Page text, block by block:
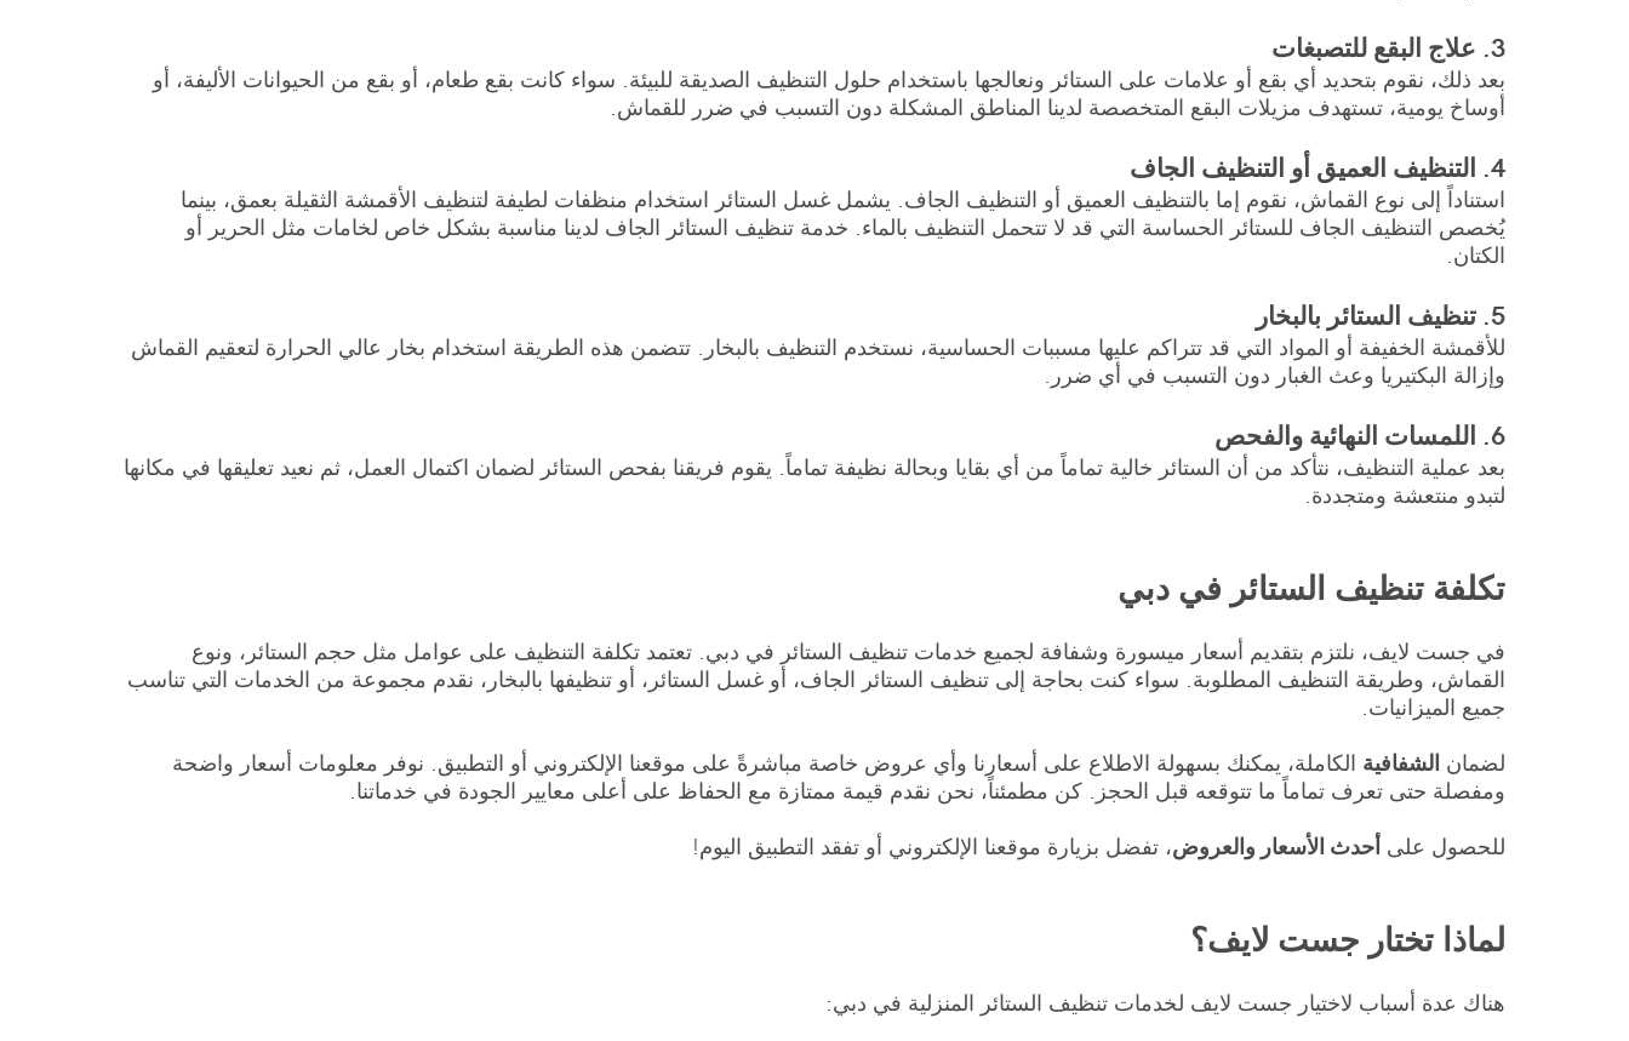
3. علاج البقع للتصبغات
بعد ذلك، نقوم بتحديد أي بقع أو علامات على الستائر ونعالجها باستخدام حلول التنظيف الصديقة للبيئة. سواء كانت بقع طعام، أو بقع من الحيوانات الأليفة، أو
أوساخ يومية، تستهدف مزيلات البقع المتخصصة لدينا المناطق المشكلة دون التسبب في ضرر للقماش.
4. التنظيف العميق أو التنظيف الجاف
استناداً إلى نوع القماش، نقوم إما بالتنظيف العميق أو التنظيف الجاف. يشمل غسل الستائر استخدام منظفات لطيفة لتنظيف الأقمشة الثقيلة بعمق، بينما
يُخصص التنظيف الجاف للستائر الحساسة التي قد لا تتحمل التنظيف بالماء. خدمة تنظيف الستائر الجاف لدينا مناسبة بشكل خاص لخامات مثل الحرير أو
الكتان.
5. تنظيف الستائر بالبخار
للأقمشة الخفيفة أو المواد التي قد تتراكم عليها مسببات الحساسية، نستخدم التنظيف بالبخار. تتضمن هذه الطريقة استخدام بخار عالي الحرارة لتعقيم القماش
وإزالة البكتيريا وعث الغبار دون التسبب في أي ضرر.
6. اللمسات النهائية والفحص
بعد عملية التنظيف، نتأكد من أن الستائر خالية تماماً من أي بقايا وبحالة نظيفة تماماً. يقوم فريقنا بفحص الستائر لضمان اكتمال العمل، ثم نعيد تعليقها في مكانها
لتبدو منتعشة ومتجددة.
تكلفة تنظيف الستائر في دبي
في جست لايف، نلتزم بتقديم أسعار ميسورة وشفافة لجميع خدمات تنظيف الستائر في دبي. تعتمد تكلفة التنظيف على عوامل مثل حجم الستائر، ونوع
القماش، وطريقة التنظيف المطلوبة. سواء كنت بحاجة إلى تنظيف الستائر الجاف، أو غسل الستائر، أو تنظيفها بالبخار، نقدم مجموعة من الخدمات التي تناسب
جميع الميزانيات.
لضمان الشفافية الكاملة، يمكنك بسهولة الاطلاع على أسعارنا وأي عروض خاصة مباشرةً على موقعنا الإلكتروني أو التطبيق. نوفر معلومات أسعار واضحة
ومفصلة حتى تعرف تماماً ما تتوقعه قبل الحجز. كن مطمئناً، نحن نقدم قيمة ممتازة مع الحفاظ على أعلى معايير الجودة في خدماتنا.
للحصول على أحدث الأسعار والعروض، تفضل بزيارة موقعنا الإلكتروني أو تفقد التطبيق اليوم!
لماذا تختار جست لايف؟
هناك عدة أسباب لاختيار جست لايف لخدمات تنظيف الستائر المنزلية في دبي: